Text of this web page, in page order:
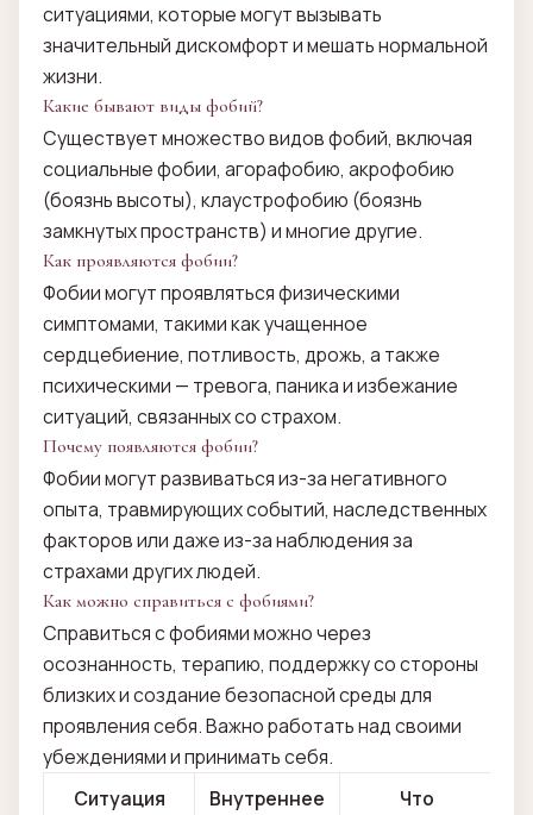
ситуациями, которые могут вызывать
значительный дискомфорт и мешать нормальной
жизни.
Какие бывают виды фобий?
Существует множество видов фобий, включая
социальные фобии, агорафобию, акрофобию
(боязнь высоты), клаустрофобию (боязнь
замкнутых пространств) и многие другие.
Как проявляются фобии?
Фобии могут проявляться физическими
симптомами, такими как учащенное
сердцебиение, потливость, дрожь, а также
психическими — тревога, паника и избежание
ситуаций, связанных со страхом.
Почему появляются фобии?
Фобии могут развиваться из-за негативного
опыта, травмирующих событий, наследственных
факторов или даже из-за наблюдения за
страхами других людей.
Как можно справиться с фобиями?
Справиться с фобиями можно через
осознанность, терапию, поддержку со стороны
близких и создание безопасной среды для
проявления себя. Важно работать над своими
убеждениями и принимать себя.
Ситуация
Внутреннее
Что